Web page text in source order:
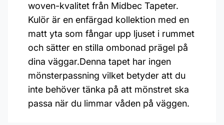
woven-kvalitet från Midbec Tapeter.
Kulör är en enfärgad kollektion med en
matt yta som fångar upp ljuset i rummet
och sätter en stilla ombonad prägel på
dina väggar.Denna tapet har ingen
mönsterpassning vilket betyder att du
inte behöver tänka på att mönstret ska
passa när du limmar våden på väggen.